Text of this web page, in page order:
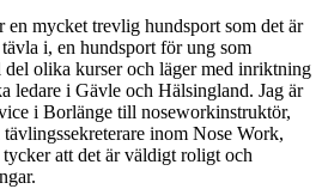
en mycket trevlig hundsport som det är
i, en hundsport för ung som
del olika kurser och läger med inriktning
ledare i Gävle och Hälsingland. Jag är
i Borlänge till noseworkinstruktör,
inom Nose Work,
att det är väldigt roligt och